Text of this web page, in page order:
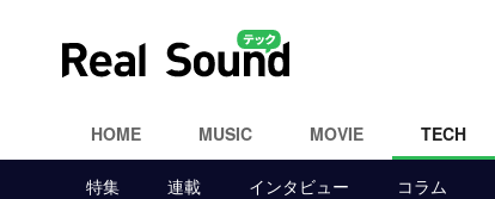
HOME MUSIC MOVIE TECH
特集 連載 インタビュー コラム